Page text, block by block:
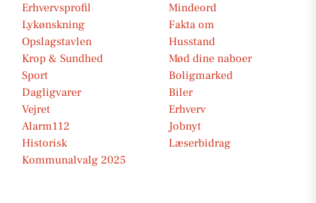
Erhvervsprofil
Mindeord
Lykønskning
Fakta om
Opslagstavlen
Husstand
Krop & Sundhed
Mød dine naboer
Sport
Boligmarked
Dagligvarer
Biler
Vejret
Erhverv
Alarm112
Jobnyt
Historisk
Læserbidrag
Kommunalvalg 2025